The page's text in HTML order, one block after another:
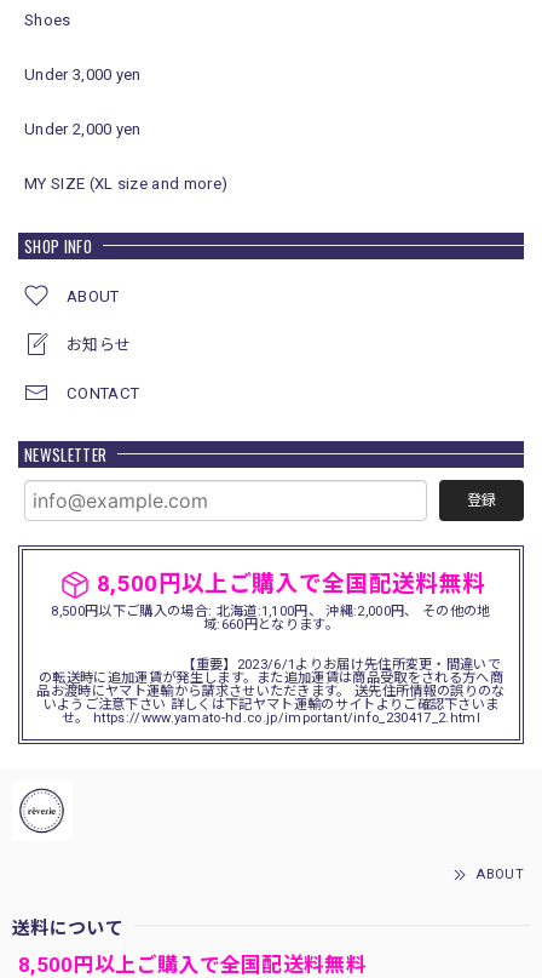
Shoes
Under 3,000 yen
Under 2,000 yen
MY SIZE (XL size and more)
SHOP INFO
ABOUT
お知らせ
CONTACT
NEWSLETTER
登録
8,500円以上ご購入で全国配送料無料
8,500円以下ご購入の場合: 北海道:1,100円、 沖縄:2,000円、 その他の地
域:660円となります。
【重要】2023/6/1よりお届け先住所変更・間違いで
の転送時に追加運賃が発生します。また追加運賃は商品受取をされる方へ商
品お渡時にヤマト運輸から請求させいただきます。 送先住所情報の誤りのな
いようご注意下さい 詳しくは下記ヤマト運輸のサイトよりご確認下さいま
せ。 https://www.yamato-hd.co.jp/important/info_230417_2.html
ABOUT
送料について
8,500円以上ご購入で全国配送料無料